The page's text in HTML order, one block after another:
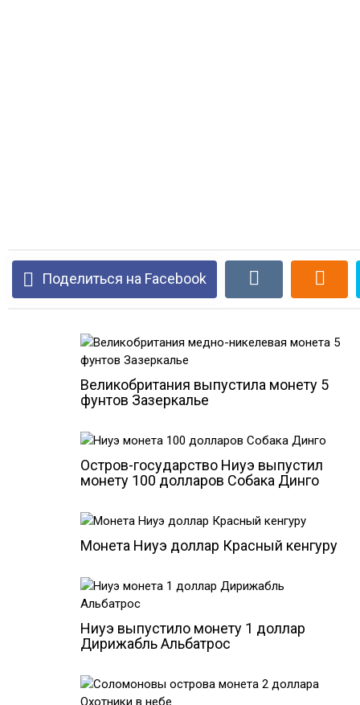
Поделиться на Facebook
Великобритания выпустила монету 5
фунтов Зазеркалье
Остров-государство Ниуэ выпустил
монету 100 долларов Собака Динго
Монета Ниуэ доллар Красный кенгуру
Ниуэ выпустило монету 1 доллар
Дирижабль Альбатрос